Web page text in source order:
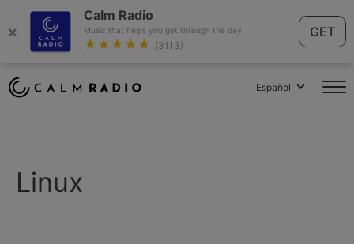
×
Calm Radio
Music that helps you get through the day.
★★★★★ (3113)
GET
Español
Linux